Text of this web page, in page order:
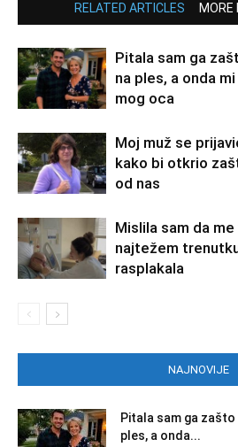
RELATED ARTICLES MORE
Pitala sam ga
na ples, a onda
mog oca
Moj muž se
kako bi otkrio
od nas
Mislila sam da
najtežem
rasplakala
NAJNOVIJE
Pitala sam ga zašto
ples, a onda...